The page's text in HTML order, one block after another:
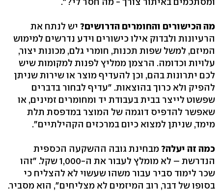
מה הכישורים והחומרים הדרושים? יש לנתח את
הרעיונות ולבדוק אילו כישורים וידע נדרשים למימוש
המיזם, למשל שפות תכנות, חומרי גלם, מכונות יצור,
עלויות וכדומה. הרצמן ממליץ לפנות למקומות שיש
לכם יתרונות בהם, וכן להעדיף מוצר או שירות שניתן
להפיק ולא כרוך בהוצאות. "עדיף לבחור בדברים
שפשוט לייצר בבית בעבודת יד ומחומרים זמינים, או
שאפשר להדפיס דוגמה של המוצר במדפסת תלת
מימד, שניתן למצוא כיום במרכזים הקהילתיים".
כמה זה יעלה? מבחינת גובה ההשקעה הכספית
הנדרשת – לא מומלץ לעבור את ה-1,000 שקל. "זהו
שכר לימוד סביר עבור משהו שעשוי לא להצליח כי
בסופו של דבר, רוב המיזמים לא מצליחים", הוא מסביר.